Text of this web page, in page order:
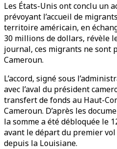
Les États-Unis ont conclu un
prévoyant l’accueil de
territoire américain, en
30 millions de dollars, révèle
journal, ces migrants ne sont
Cameroun.
L’accord, signé sous
avec l’aval du président
transfert de fonds au Haut-
Cameroun. D’après les
la somme a été débloquée le
avant le départ du premier
depuis la Louisiane.